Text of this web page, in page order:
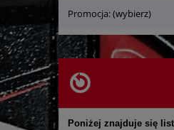
Promocja: (wybierz)
Poniżej znajduje się